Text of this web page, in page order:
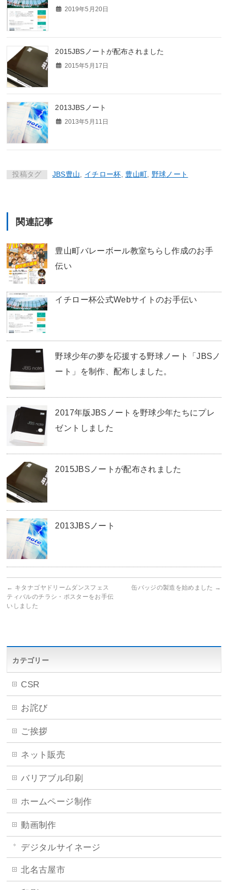
2019年5月20日
2015JBSノートが配布されました
2015年5月17日
2013JBSノート
2013年5月11日
投稿タグ JBS豊山, イチロー杯, 豊山町 , 野球ノート
関連記事
豊山町バレーボール教室ちらし作成のお手
伝い
イチロー杯公式Webサイトのお手伝い
野球少年の夢を応援する野球ノート「JBSノ
ート」を制作、配布しました。
2017年版JBSノートを野球少年たちにプレ
ゼントしました
2015JBSノートが配布されました
2013JBSノート
← キタナゴヤドリームダンスフェス
ティバルのチラシ・ポスターをお手伝
いしました
缶バッジの製造を始めました →
カテゴリー
CSR
お詫び
ご挨拶
ネット販売
バリアブル印刷
ホームページ制作
動画制作
デジタルサイネージ
北名古屋市